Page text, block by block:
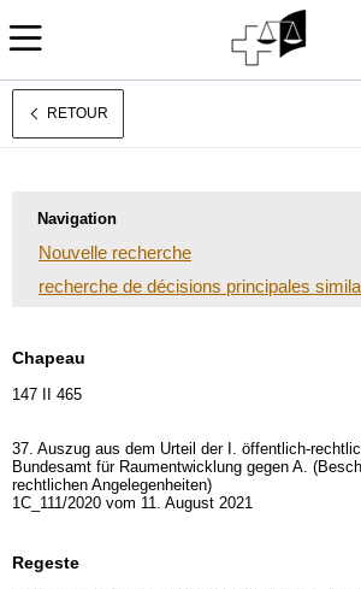
Deutsch
RETOUR
Navigation
Nouvelle recherche
recherche de décisions principales
Chapeau
147 II 465
37. Auszug aus dem Urteil der I. öffentlich-
Bundesamt für Raumentwicklung gegen A.
rechtlichen Angelegenheiten)
1C_111/2020 vom 11. August 2021
Regeste